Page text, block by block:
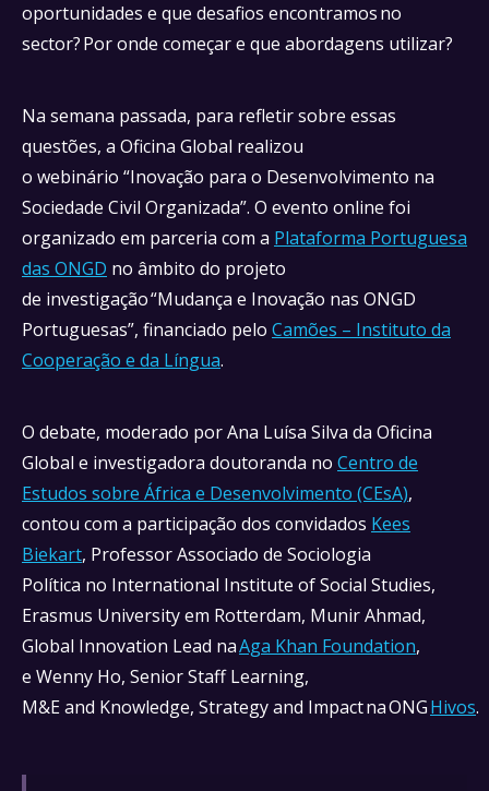
oportunidades e que desafios encontramos no
sector? Por onde começar e que abordagens utilizar?
Na semana passada, para refletir sobre essas
questões, a Oficina Global realizou
o webinário “Inovação para o Desenvolvimento na
Sociedade Civil Organizada”. O evento online foi
organizado em parceria com a Plataforma Portuguesa
das ONGD no âmbito do projeto
de investigação “Mudança e Inovação nas ONGD
Portuguesas”, financiado pelo Camões – Instituto da
Cooperação e da Língua.
O debate, moderado por Ana Luísa Silva da Oficina
Global e investigadora doutoranda no Centro de
Estudos sobre África e Desenvolvimento (CEsA),
contou com a participação dos convidados Kees
Biekart, Professor Associado de Sociologia
Política no International Institute of Social Studies,
Erasmus University em Rotterdam, Munir Ahmad,
Global Innovation Lead naAga Khan Foundation,
e Wenny Ho, Senior Staff Learning,
M&E and Knowledge, Strategy and Impact na ONGHivos.